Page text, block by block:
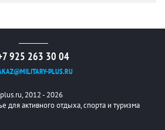
925 263 30 04
PLUS.RU
2012 - 2026
для активного отдыха, спорта и туризма